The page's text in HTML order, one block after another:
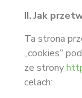
II. Jak
Ta strona
„cookies”
ze strony
celach: